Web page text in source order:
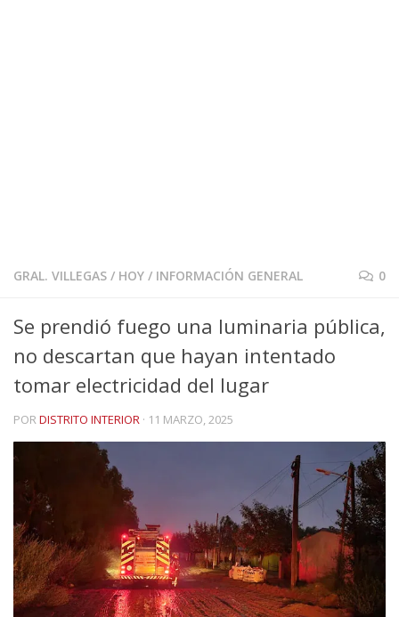
GRAL. VILLEGAS / HOY / INFORMACIÓN GENERAL 0
Se prendió fuego una luminaria pública,
no descartan que hayan intentado
tomar electricidad del lugar
PORDISTRITO INTERIOR · 11 MARZO, 2025